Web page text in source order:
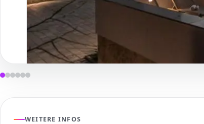
WEITERE INFOS